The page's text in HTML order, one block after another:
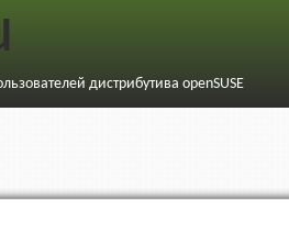
дистрибутива openSUSE